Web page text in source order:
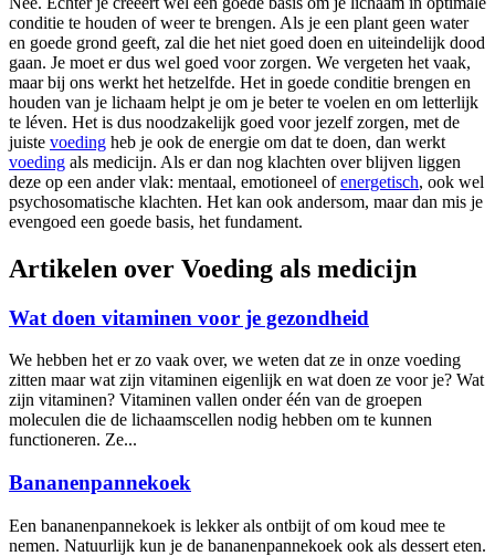
conditie te houden of weer te brengen. Als je een plant geen water
en goede grond geeft, zal die het niet goed doen en uiteindelijk dood
gaan. Je moet er dus wel goed voor zorgen. We vergeten het vaak,
maar bij ons werkt het hetzelfde. Het in goede conditie brengen en
houden van je lichaam helpt je om je beter te voelen en om letterlijk
te léven. Het is dus noodzakelijk goed voor jezelf zorgen, met de
juiste voeding heb je ook de energie om dat te doen, dan werkt
voeding als medicijn. Als er dan nog klachten over blijven liggen
deze op een ander vlak: mentaal, emotioneel ofenergetisch, ook wel
psychosomatische klachten. Het kan ook andersom, maar dan mis je
evengoed een goede basis, het fundament.
Artikelen over Voeding als medicijn
Wat doen vitaminen voor je gezondheid
We hebben het er zo vaak over, we weten dat ze in onze voeding
zitten maar wat zijn vitaminen eigenlijk en wat doen ze voor je? Wat
zijn vitaminen? Vitaminen vallen onder één van de groepen
moleculen die de lichaamscellen nodig hebben om te kunnen
functioneren. Ze...
Bananenpannekoek
Een bananenpannekoek is lekker als ontbijt of om koud mee te
nemen. Natuurlijk kun je de bananenpannekoek ook als dessert eten.